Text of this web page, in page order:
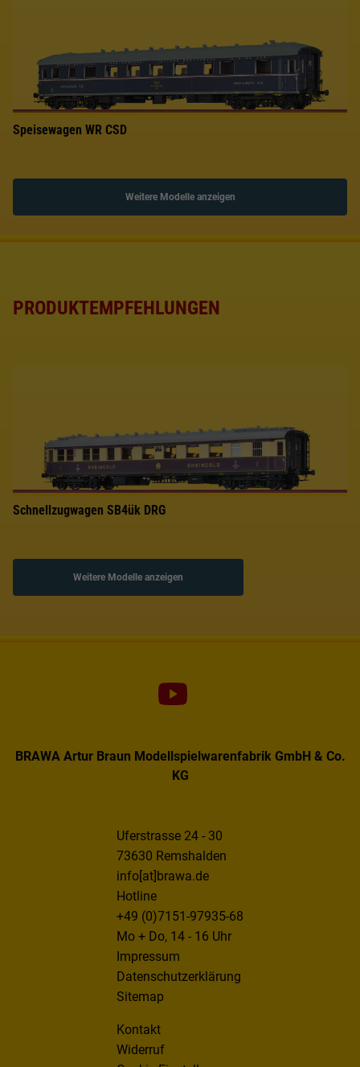
Speisewagen WR CSD
Weitere Modelle anzeigen
PRODUKTEMPFEHLUNGEN
Schnellzugwagen SB4ük DRG
Weitere Modelle anzeigen
BRAWA Artur Braun Modellspielwarenfabrik GmbH & Co.
KG
Uferstrasse 24 - 30
73630 Remshalden
info[at]brawa.de
Hotline
+49 (0)7151-97935-68
Mo + Do, 14 - 16 Uhr
Impressum
Datenschutzerklärung
Sitemap
Kontakt
Widerruf